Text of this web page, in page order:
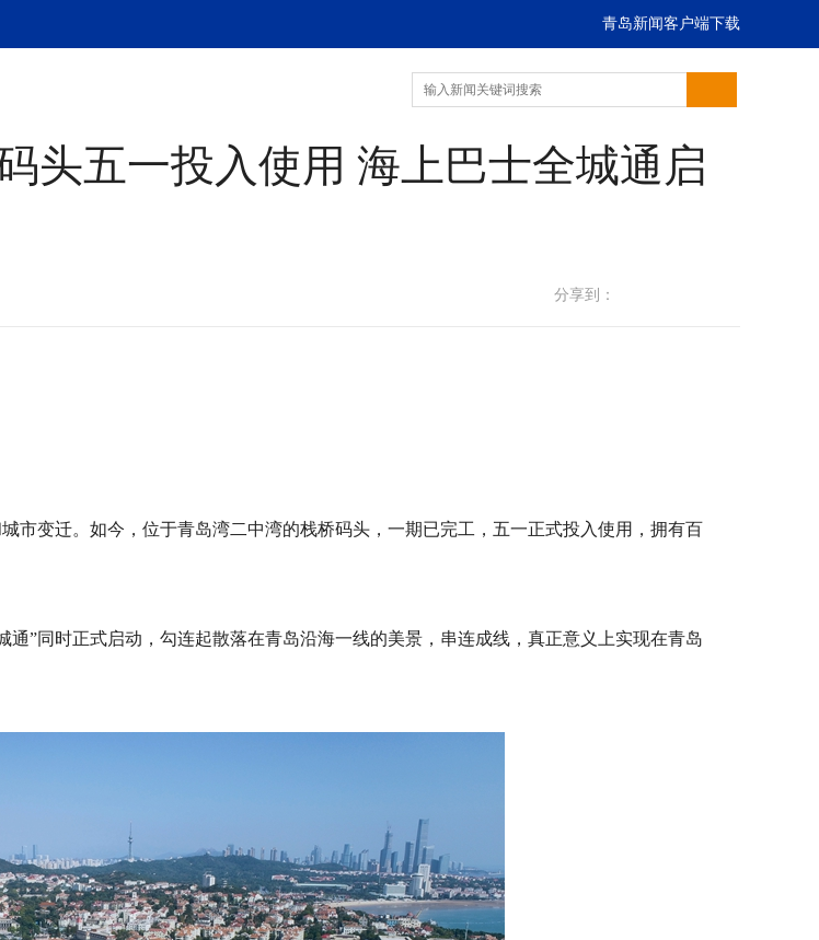
青岛新闻客户端下载
头五一投入使用 海上巴士全城通启
分享到：
市变迁。如今，位于青岛湾二中湾的栈桥码头，一期已完工，五一正式投入使用，拥有百
”同时正式启动，勾连起散落在青岛沿海一线的美景，串连成线，真正意义上实现在青岛